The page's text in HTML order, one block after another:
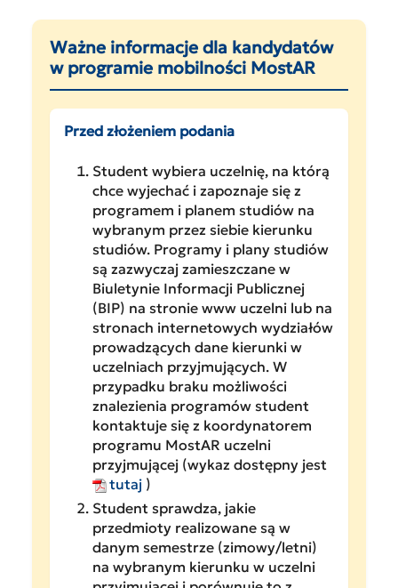
Ważne informacje dla kandydatów
w programie mobilności MostAR
Przed złożeniem podania
Student wybiera uczelnię, na którą
chce wyjechać i zapoznaje się z
programem i planem studiów na
wybranym przez siebie kierunku
studiów. Programy i plany studiów
są zazwyczaj zamieszczane w
Biuletynie Informacji Publicznej
(BIP) na stronie www uczelni lub na
stronach internetowych wydziałów
prowadzących dane kierunki w
uczelniach przyjmujących. W
przypadku braku możliwości
znalezienia programów student
kontaktuje się z koordynatorem
programu MostAR uczelni
przyjmującej (wykaz dostępny jest
tutaj )
Student sprawdza, jakie
przedmioty realizowane są w
danym semestrze (zimowy/letni)
na wybranym kierunku w uczelni